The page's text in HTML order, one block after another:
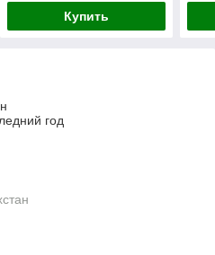
Купить
год